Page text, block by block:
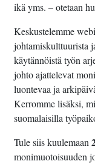
ikä yms. – otetaan
Keskustelemme
johtamiskulttuurista
käytännöistä työn
johto ajattelevat
luontevaa ja
Kerromme lisäksi,
suomalaisilla
Tule siis kuulemaan
monimuotoisuuden